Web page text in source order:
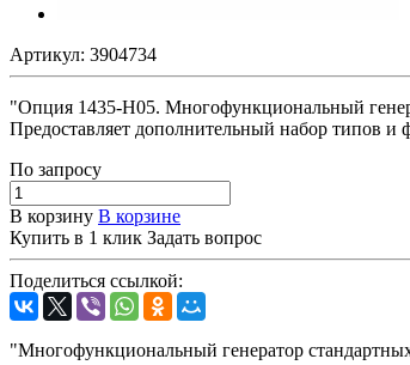
Артикул: 3904734
"Опция 1435-H05. Многофункциональный
Предоставляет дополнительный набор типов
По запросу
В корзину В корзине
Купить в 1 клик Задать вопрос
Поделиться ссылкой:
"Многофункциональный генератор